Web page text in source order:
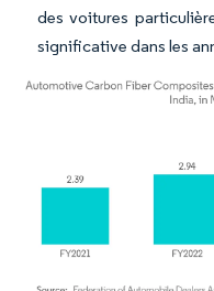
des voitures
significative dans les